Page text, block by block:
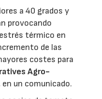
a 40 grados y
provocando
térmico en
de las
costes para
Agro-
en un comunicado.